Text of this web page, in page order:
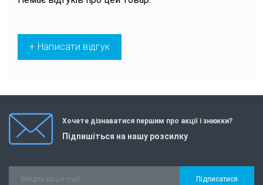
+ Написати відгук
Хочете дізнаватися першим про акції і знижки?
Підпишіться на нашу розсилку
Підписатися